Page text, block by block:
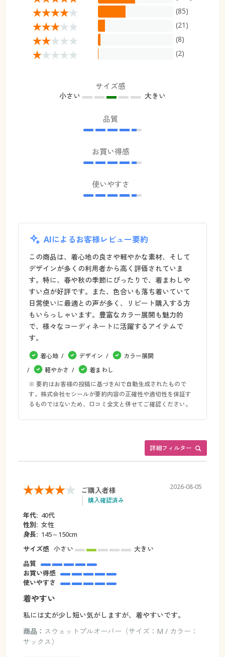
(85)
(21)
(8)
(2)
サイズ感
小さい 大きい
品質
お買い得感
使いやすさ
AIによるお客様レビュー要約
この商品は、着心地の良さや軽やかな素材、そして
デザインが多くの利用者から高く評価されていま
す。特に、春や秋の季節にぴったりで、着まわしや
すい点が好評です。また、色合いも落ち着いていて
日常使いに最適との声が多く、リピート購入する方
もいらっしゃいます。豊富なカラー展開も魅力的
で、様々なコーディネートに活躍するアイテムで
す。
着心地 デザイン
カラー展開
軽やかさ
着まわし
※ 要約はお客様の投稿に基づきAIで自動生成されたもので
す。株式会社セシールが要約内容の正確性や適切性を保証す
るものではないため、口コミ全文と併せてご確認ください。
詳細フィルター
ご購入者様
購入確認済み
2026-08-05
年代: 40代
性別: 女性
身長: 145～150cm
サイズ感 小さい
大きい
品質
お買い得感
使いやすさ
着やすい
私には丈が少し短い気がしますが、着やすいです。
商品： スウェットプルオーバー（サイズ：M / カラー：
サックス）